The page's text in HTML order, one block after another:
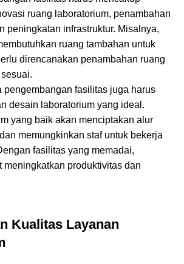
ruang laboratorium, penambahan
peningkatan infrastruktur. Misalnya,
ruang tambahan untuk
direncanakan penambahan ruang
pengembangan fasilitas juga harus
desain laboratorium yang ideal.
yang baik akan menciptakan alur
memungkinkan staf untuk bekerja
fasilitas yang memadai,
meningkatkan produktivitas dan
Kualitas Layanan